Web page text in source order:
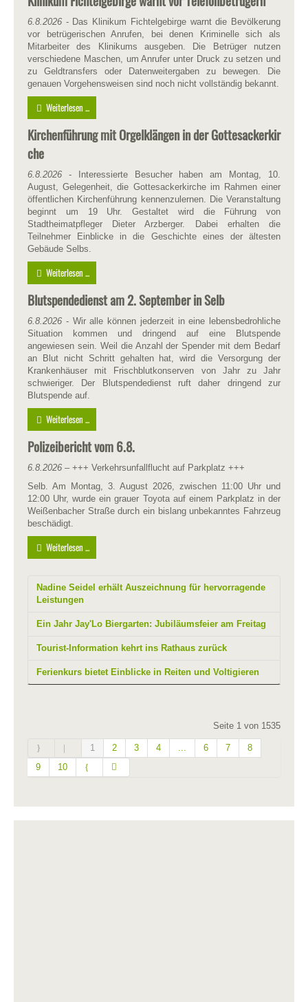
6.8.2026 - Das Klinikum Fichtelgebirge warnt die Bevölkerung
vor betrügerischen Anrufen, bei denen Kriminelle sich als
Mitarbeiter des Klinikums ausgeben. Die Betrüger nutzen
verschiedene Maschen, um Anrufer unter Druck zu setzen und
zu Geldtransfers oder Datenweitergaben zu bewegen. Die
genauen Vorgehensweisen sind noch nicht vollständig bekannt.
Weiterlesen ...
Kirchenführung mit Orgelklängen in der Gottesackerkir
che
6.8.2026 - Interessierte Besucher haben am Montag, 10.
August, Gelegenheit, die Gottesackerkirche im Rahmen einer
öffentlichen Kirchenführung kennenzulernen. Die Veranstaltung
beginnt um 19 Uhr. Gestaltet wird die Führung von
Stadtheimatpfleger Dieter Arzberger. Dabei erhalten die
Teilnehmer Einblicke in die Geschichte eines der ältesten
Gebäude Selbs.
Weiterlesen ...
Blutspendedienst am 2. September in Selb
6.8.2026 - Wir alle können jederzeit in eine lebensbedrohliche
Situation kommen und dringend auf eine Blutspende
angewiesen sein. Weil die Anzahl der Spender mit dem Bedarf
an Blut nicht Schritt gehalten hat, wird die Versorgung der
Krankenhäuser mit Frischblutkonserven von Jahr zu Jahr
schwieriger. Der Blutspendedienst ruft daher dringend zur
Blutspende auf.
Weiterlesen ...
Polizeibericht vom 6.8.
6.8.2026 – +++ Verkehrsunfallflucht auf Parkplatz +++
Selb. Am Montag, 3. August 2026, zwischen 11:00 Uhr und
12:00 Uhr, wurde ein grauer Toyota auf einem Parkplatz in der
Weißenbacher Straße durch ein bislang unbekanntes Fahrzeug
beschädigt.
Weiterlesen ...
Nadine Seidel erhält Auszeichnung für hervorragende
Leistungen
Ein Jahr Jay'Lo Biergarten: Jubiläumsfeier am Freitag
Tourist-Information kehrt ins Rathaus zurück
Ferienkurs bietet Einblicke in Reiten und Voltigieren
Seite 1 von 1535
1 2 3 4 6 7
8
9
10